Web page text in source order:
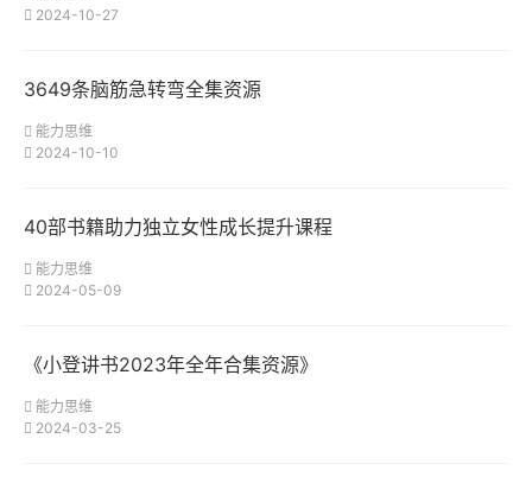
2024-10-27
3649条脑筋急转弯全集资源
能力思维
2024-10-10
40部书籍助力独立女性成长提升课程
能力思维
2024-05-09
《小登讲书2023年全年合集资源》
能力思维
2024-03-25